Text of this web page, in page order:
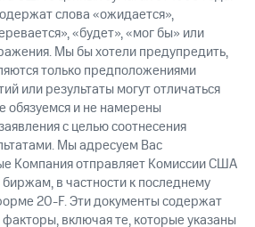
слова «ожидается»,
«будет», «мог бы» или
Мы бы хотели предупредить,
только предположениями
или результаты могут отличаться
обязуемся и не намерены
с целью соотнесения
Мы адресуем Вас
Компания отправляет Комиссии США
в частности к последнему
20-F. Эти документы содержат
включая те, которые указаны